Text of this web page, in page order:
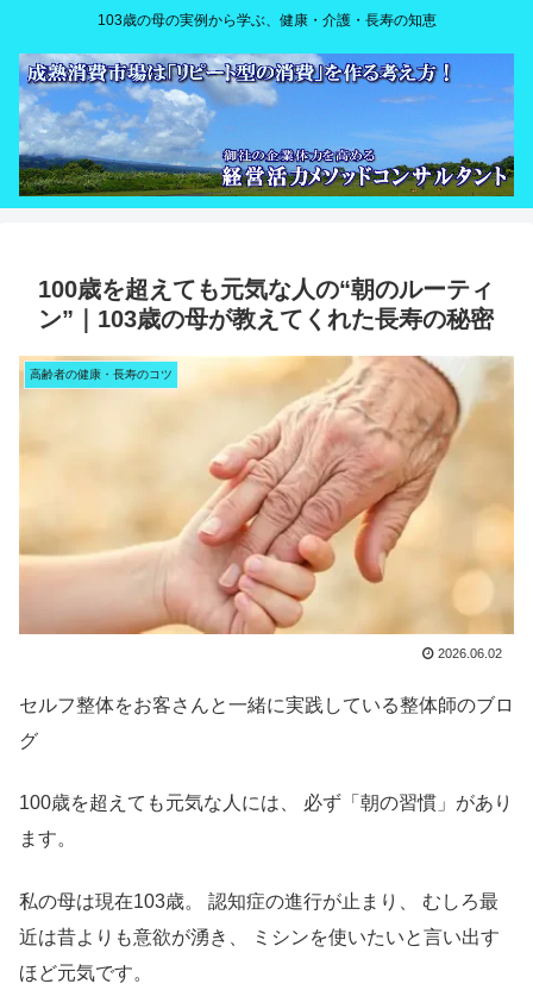
103歳の母の実例から学ぶ、健康・介護・長寿の知恵
100歳を超えても元気な人の“朝のルーティ
ン”｜103歳の母が教えてくれた長寿の秘密
高齢者の健康・長寿のコツ
2026.06.02
セルフ整体をお客さんと一緒に実践している整体師のブロ
グ
100歳を超えても元気な人には、 必ず「朝の習慣」があり
ます。
私の母は現在103歳。 認知症の進行が止まり、 むしろ最
近は昔よりも意欲が湧き、 ミシンを使いたいと言い出す
ほど元気です。